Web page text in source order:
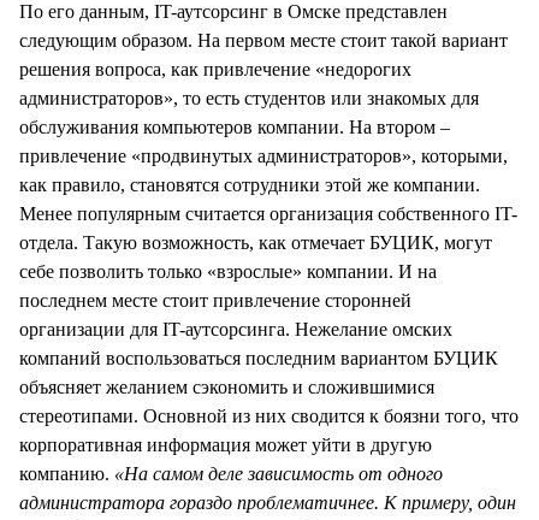
По его данным, IT-аутсорсинг в Омске представлен
следующим образом. На первом месте стоит такой вариант
решения вопроса, как привлечение «недорогих
администраторов», то есть студентов или знакомых для
обслуживания компьютеров компании. На втором –
привлечение «продвинутых администраторов», которыми,
как правило, становятся сотрудники этой же компании.
Менее популярным считается организация собственного IT-
отдела. Такую возможность, как отмечает БУЦИК, могут
себе позволить только «взрослые» компании. И на
последнем месте стоит привлечение сторонней
организации для IT-аутсорсинга. Нежелание омских
компаний воспользоваться последним вариантом БУЦИК
объясняет желанием сэкономить и сложившимися
стереотипами. Основной из них сводится к боязни того, что
корпоративная информация может уйти в другую
компанию. «На самом деле зависимость от одного
администратора гораздо проблематичнее. К примеру, один